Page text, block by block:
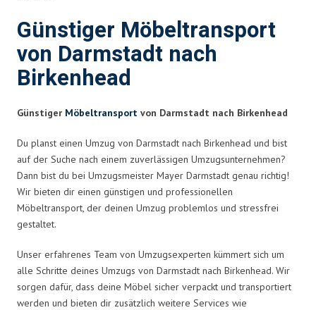
Günstiger Möbeltransport
von Darmstadt nach
Birkenhead
Günstiger Möbeltransport von Darmstadt nach Birkenhead
Du planst einen Umzug von Darmstadt nach Birkenhead und bist
auf der Suche nach einem zuverlässigen Umzugsunternehmen?
Dann bist du bei Umzugsmeister Mayer Darmstadt genau richtig!
Wir bieten dir einen günstigen und professionellen
Möbeltransport, der deinen Umzug problemlos und stressfrei
gestaltet.
Unser erfahrenes Team von Umzugsexperten kümmert sich um
alle Schritte deines Umzugs von Darmstadt nach Birkenhead. Wir
sorgen dafür, dass deine Möbel sicher verpackt und transportiert
werden und bieten dir zusätzlich weitere Services wie